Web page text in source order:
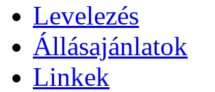
Levelezés
Állásajánlatok
Linkek